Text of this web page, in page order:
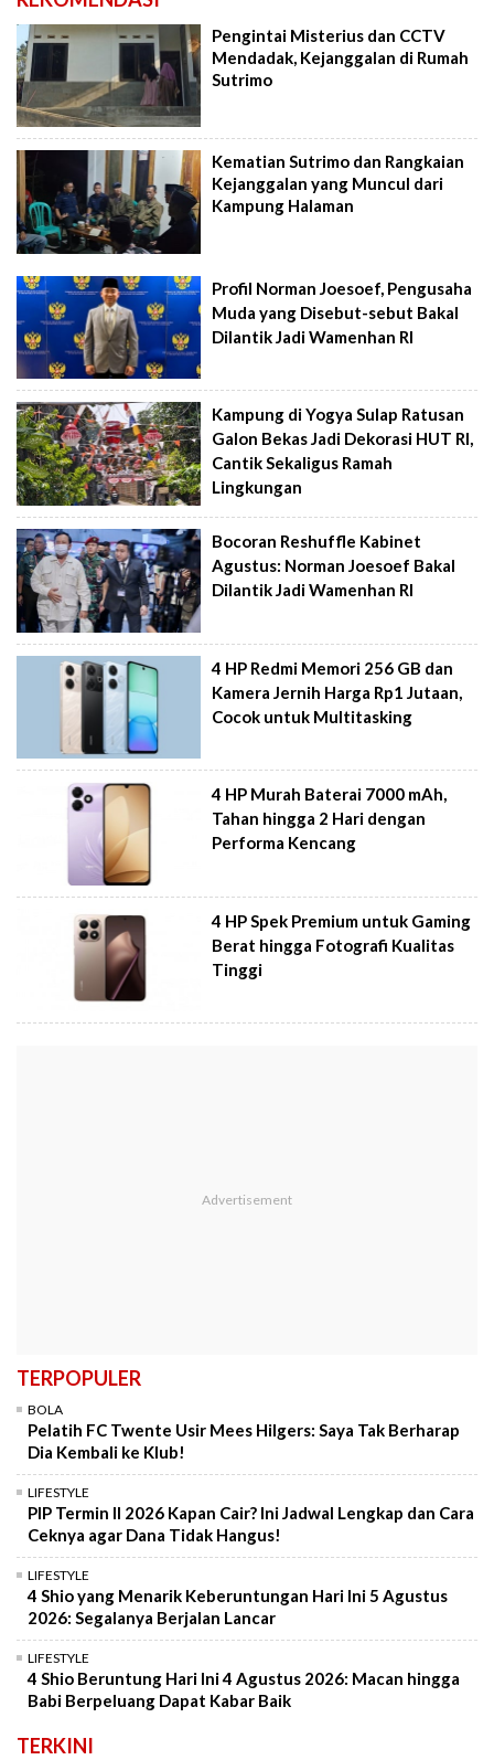
Pengintai Misterius dan CCTV
Mendadak, Kejanggalan di Rumah
Sutrimo
Kematian Sutrimo dan Rangkaian
Kejanggalan yang Muncul dari
Kampung Halaman
Profil Norman Joesoef, Pengusaha
Muda yang Disebut-sebut Bakal
Dilantik Jadi Wamenhan RI
Kampung di Yogya Sulap Ratusan
Galon Bekas Jadi Dekorasi HUT RI,
Cantik Sekaligus Ramah
Lingkungan
Bocoran Reshuffle Kabinet
Agustus: Norman Joesoef Bakal
Dilantik Jadi Wamenhan RI
4 HP Redmi Memori 256 GB dan
Kamera Jernih Harga Rp1 Jutaan,
Cocok untuk Multitasking
4 HP Murah Baterai 7000 mAh,
Tahan hingga 2 Hari dengan
Performa Kencang
4 HP Spek Premium untuk Gaming
Berat hingga Fotografi Kualitas
Tinggi
TERPOPULER
BOLA
Pelatih FC Twente Usir Mees Hilgers: Saya Tak Berharap
Dia Kembali ke Klub!
LIFESTYLE
PIP Termin II 2026 Kapan Cair? Ini Jadwal Lengkap dan Cara
Ceknya agar Dana Tidak Hangus!
LIFESTYLE
4 Shio yang Menarik Keberuntungan Hari Ini 5 Agustus
2026: Segalanya Berjalan Lancar
LIFESTYLE
4 Shio Beruntung Hari Ini 4 Agustus 2026: Macan hingga
Babi Berpeluang Dapat Kabar Baik
TERKINI